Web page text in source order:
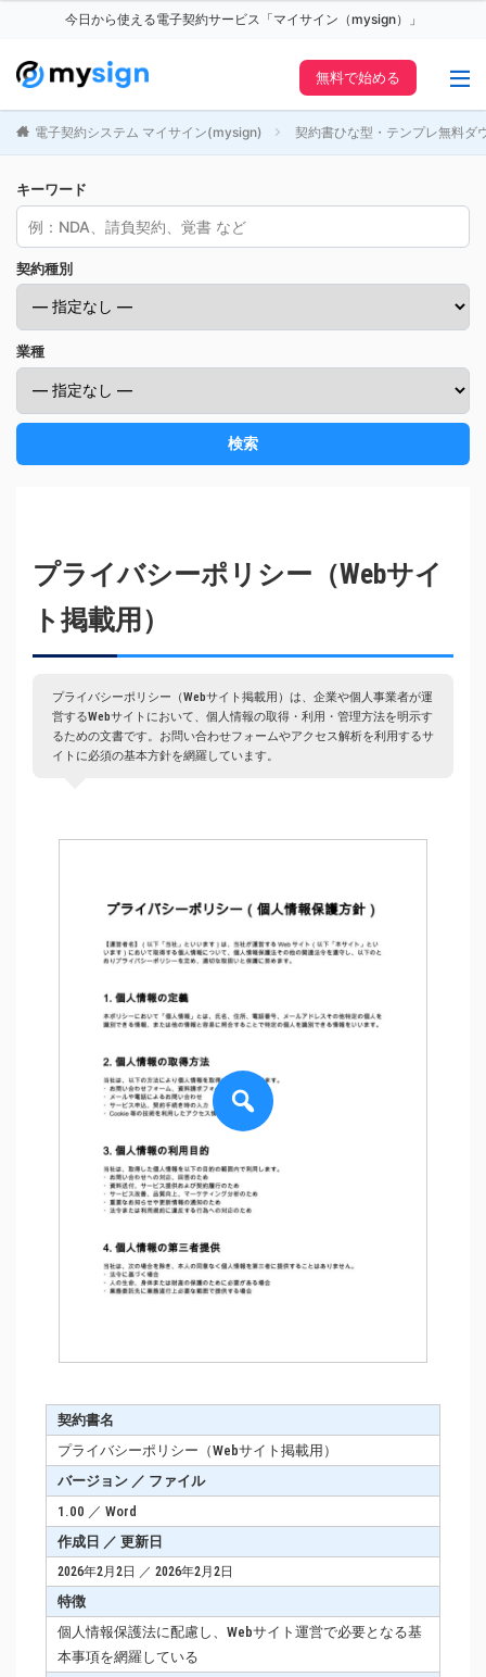
今日から使える電子契約サービス「マイサイン（mysign）」
無料で始める
電子契約システム マイサイン(mysign) 契約書ひな型・テンプレ無料ダ
キーワード
契約種別
業種
検索
プライバシーポリシー（Webサイ
ト掲載用）
プライバシーポリシー（Webサイト掲載用）は、企業や個人事業者が運
営するWebサイトにおいて、個人情報の取得・利用・管理方法を明示す
るための文書です。お問い合わせフォームやアクセス解析を利用するサ
イトに必須の基本方針を網羅しています。
契約書名
プライバシーポリシー（Webサイト掲載用）
バージョン ／ ファイル
1.00 ／ Word
作成日 ／ 更新日
2026年2月2日 ／ 2026年2月2日
特徴
個人情報保護法に配慮し、Webサイト運営で必要となる基
本事項を網羅している